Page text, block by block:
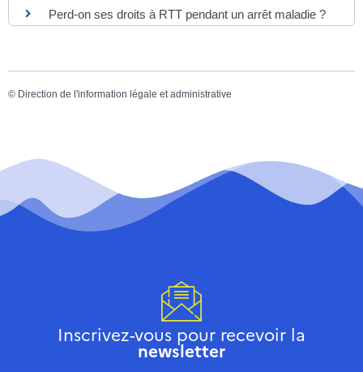
Perd-on ses droits à RTT pendant un arrêt maladie ?
© Direction de l'information légale et administrative
Inscrivez-vous pour recevoir la
newsletter